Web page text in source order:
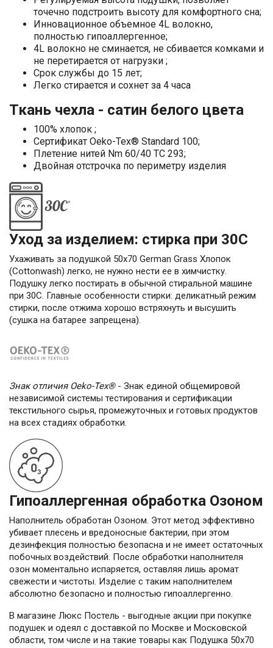
точечно подстроить высоту для комфортного сна;
Инновационное объемное 4L волокно,
полностью гипоаллергенное;
4L волокно не сминается, не сбивается комками и
не перетирается от нагрузки ;
Срок службы до 15 лет;
Легко стирается и сохнет за 4 часа
Ткань чехла - сатин белого цвета
100% хлопок ;
Сертификат Oeko-Tex® Standard 100;
Плетение нитей Nm 60/40 TC 293;
Двойная отстрочка по периметру изделия
Уход за изделием: стирка при 30С
Ухаживать за подушкой 50х70 German Grass Хлопок
(Cottonwash) легко, не нужно нести ее в химчистку.
Подушку легко постирать в обычной стиральной машине
при 30С. Главные особенности стирки: деликатный режим
стирки, после отжима хорошо встряхнуть и высушить
(сушка на батарее запрещена).
Знак отличия Oeko-Tex® - Знак единой общемировой
независимой системы тестирования и сертификации
текстильного сырья, промежуточных и готовых продуктов
на всех стадиях обработки.
Гипоаллергенная обработка Озоном
Наполнитель обработан Озоном. Этот метод эффективно
убивает плесень и вредоносные бактерии, при этом
дезинфекция полностью безопасна и не имеет остаточных
побочных воздействий. После обработки наполнителя
озон моментально испаряется, оставляя лишь аромат
свежести и чистоты. Изделие с таким наполнителем
абсолютно безопасно и полностью гипоаллергенно.
В магазине Люкс Постель - выгодные акции при покупке
подушек и одеял с доставкой по Москве и Московской
области, том числе и на такие товары как Подушка 50х70